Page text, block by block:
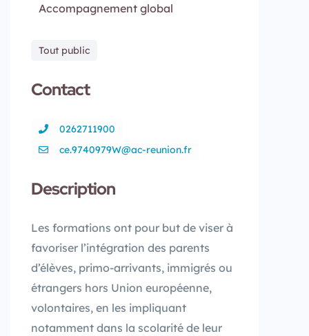
Accompagnement global
Tout public
Contact
0262711900
ce.9740979W@ac-reunion.fr
Description
Les formations ont pour but de viser à
favoriser l’intégration des parents
d’élèves, primo-arrivants, immigrés ou
étrangers hors Union européenne,
volontaires, en les impliquant
notamment dans la scolarité de leur